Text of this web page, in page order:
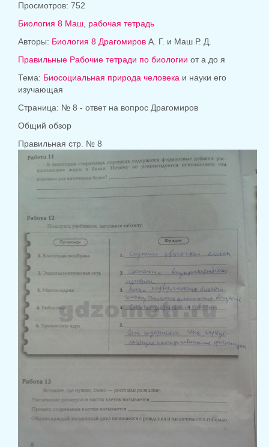
Просмотров: 752
Биология 8 Маш, рабочая тетрадь
Авторы: Биология 8 Драгомиров А. Г. и Маш Р. Д.
Правильные Рабочие тетради по биологии от а до я
Тема: Биосоциальная природа человека и науки его
изучающая
Страница: № 8 - ответ на вопрос Драгомиров
Общий обзор
Правильная стр. № 8